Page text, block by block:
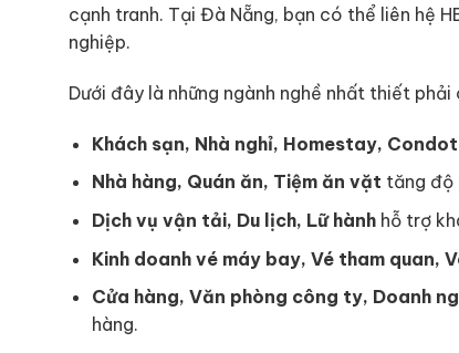
cạnh tranh. Tại Đà Nẵng, bạn có thể liên hệ
nghiệp.
Dưới đây là những ngành nghề nhất thiết
Khách sạn, Nhà nghỉ, Homestay,
Nhà hàng, Quán ăn, Tiệm ăn vặt tăng độ
Dịch vụ vận tải, Du lịch, Lữ hànhhỗ trợ
Kinh doanh vé máy bay, Vé tham quan,
Cửa hàng, Văn phòng công ty, Doanh
hàng.